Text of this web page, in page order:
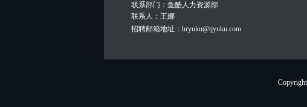
联系部门：鱼酷人力资源部
联系人：王娜
招聘邮箱地址： hryuku@tjyuku.com